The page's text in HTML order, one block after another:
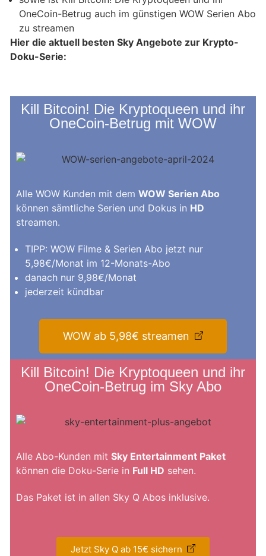
OneCoin-Betrug auch im günstigen WOW Serien Abo
zu streamen
Hier die aktuell besten Sky Angebote zur Krypto-
Doku-Serie:
Kill Bitcoin! Die Kryptoqueen und ihr
OneCoin-Betrug mit WOW
Alle WOW Kunden mit dem WOW Serien Abo
können sämtliche Serien und Dokus in HD
streamen.
TIPP: WOW Filme & Serien Abo jetzt nur
5,98€/Monat im 12-Monats-Abo
danach nur 9,98€/Monat
jederzeit kündbar
WOW ab 5,98€ streamen
Kill Bitcoin! Die Kryptoqueen und ihr
OneCoin-Betrug im Sky Abo
Alle Abo-Kunden mit Sky Entertainment Paket
können die Doku-Serie in Full HD sehen.
Das Paket ist in allen Sky Q Abos inklusive.
Jetzt Sky Q ab 15€ sichern